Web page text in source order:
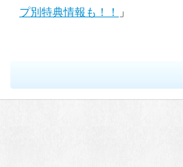
プ別特典情報も！！
」